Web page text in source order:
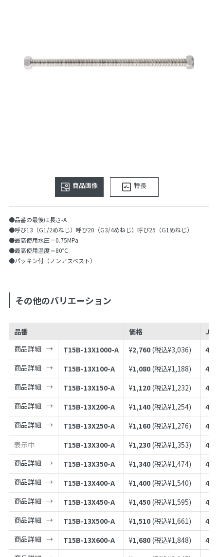
商品画像 特長
●品番の最後は長さ-A
●呼び13（G1/2めねじ）呼び20（G3/4めねじ）呼び25（G1めねじ）
●最高使用水圧＝0.75MPa
●最高使用温度＝80℃
●パッキン付（ノンアスベスト）
その他のバリエーション
品番 価格
商品詳細
T15B-13X1000-A ¥2,760 (税込¥3,036)
商品詳細
T15B-13X100-A ¥1,080 (税込¥1,188)
商品詳細
T15B-13X150-A ¥1,120 (税込¥1,232)
商品詳細
T15B-13X200-A ¥1,140 (税込¥1,254)
商品詳細
T15B-13X250-A ¥1,160 (税込¥1,276)
表示中
T15B-13X300-A ¥1,230 (税込¥1,353)
商品詳細
T15B-13X350-A ¥1,340 (税込¥1,474)
商品詳細
T15B-13X400-A ¥1,400 (税込¥1,540)
商品詳細
T15B-13X450-A ¥1,450 (税込¥1,595)
商品詳細
T15B-13X500-A ¥1,510 (税込¥1,661)
商品詳細
T15B-13X600-A ¥1,680 (税込¥1,848)